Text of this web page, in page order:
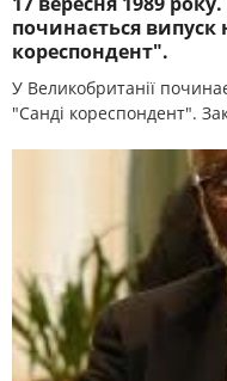
починається випуск
кореспондент".
У Великобританії
"Санді кореспондент".